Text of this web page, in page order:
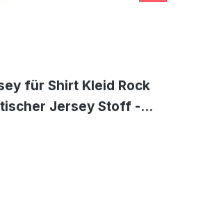
für Shirt Kleid Rock
Jersey Stoff -